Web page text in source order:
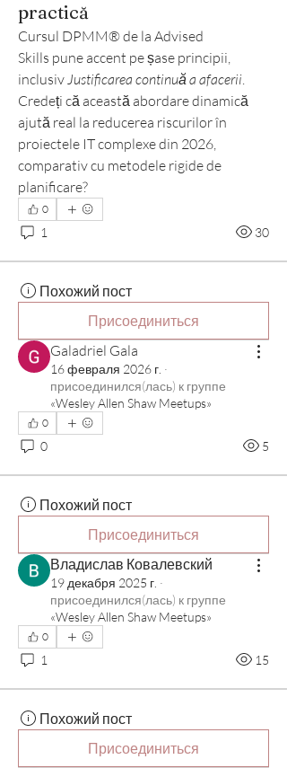
practică
Cursul DPMM® de la Advised
Skills pune accent pe șase principii,
inclusiv Justificarea continuă a afacerii.
Credeți că această abordare dinamică
ajută real la reducerea riscurilor în
proiectele IT complexe din 2026,
comparativ cu metodele rigide de
planificare?
0
1 30
Похожий пост
Присоединиться
Galadriel Gala
16 февраля 2026 г. ·
присоединился(лась) к группе
«Wesley Allen Shaw Meetups»
0
0 5
Похожий пост
Присоединиться
Владислав Ковалевский
19 декабря 2025 г. ·
присоединился(лась) к группе
«Wesley Allen Shaw Meetups»
0
1 15
Похожий пост
Присоединиться